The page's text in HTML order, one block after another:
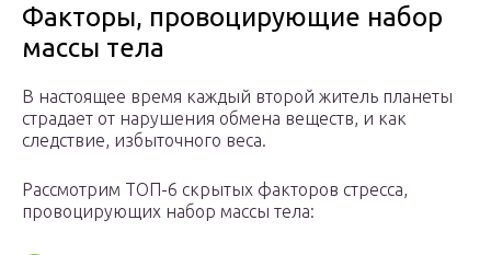
Факторы, провоцирующие набор
массы тела
В настоящее время каждый второй житель планеты
страдает от нарушения обмена веществ, и как
следствие, избыточного веса.
Рассмотрим ТОП-6 скрытых факторов стресса,
провоцирующих набор массы тела: